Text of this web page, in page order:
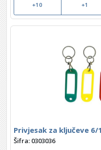
+10 +1
Privjesak za ključeve 6/
Šifra: 0303036